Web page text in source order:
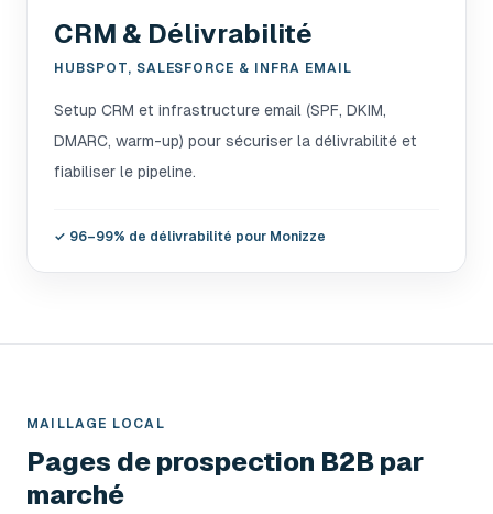
CRM & Délivrabilité
HUBSPOT, SALESFORCE & INFRA EMAIL
Setup CRM et infrastructure email (SPF, DKIM,
DMARC, warm-up) pour sécuriser la délivrabilité et
fiabiliser le pipeline.
✓ 96–99% de délivrabilité pour Monizze
MAILLAGE LOCAL
Pages de prospection B2B par
marché